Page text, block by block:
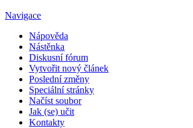
Navigace
Nápověda
Nástěnka
Diskusní fórum
Vytvořit nový článek
Poslední změny
Speciální stránky
Načíst soubor
Jak (se) učit
Kontakty